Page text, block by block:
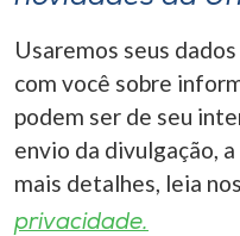
Usaremos seus
com você sobre
podem ser de seu
envio da divulgação,
mais detalhes, leia
privacidade.